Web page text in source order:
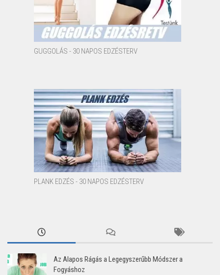
GUGGOLÁS - 30 NAPOS EDZÉSTERV
PLANK EDZÉS - 30 NAPOS EDZÉSTERV
Az Alapos Rágás a Legegyszerűbb Módszer a
Fogyáshoz